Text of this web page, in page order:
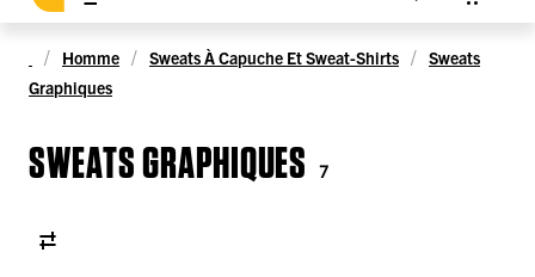
Homme Sweats À Capuche Et Sweat-Shirts
Sweats
Graphiques
SWEATS GRAPHIQUES 7